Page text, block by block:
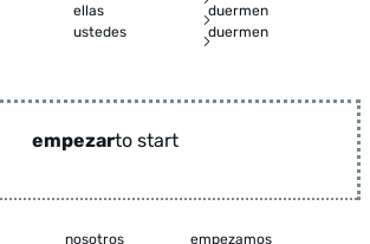
ellas
duermen
ustedes duermen
empezarto start
nosotros empezamos